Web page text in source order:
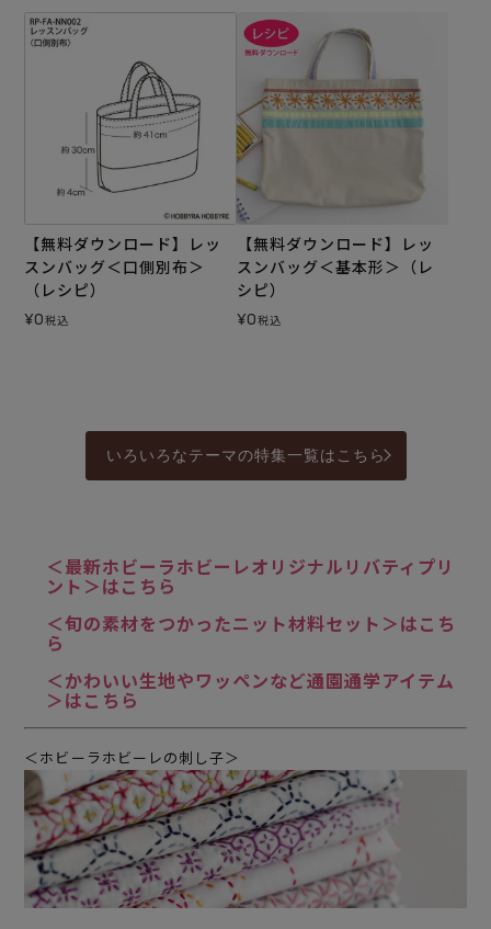
【無料ダウンロード】レッ
スンバッグ＜口側別布＞
（レシピ）
¥0税込
【無料ダウンロード】レッ
スンバッグ＜基本形＞（レ
シピ）
¥0税込
いろいろなテーマの特集一覧はこちら
＜最新ホビーラホビーレオリジナルリバティプリ
ント＞はこちら
＜旬の素材をつかったニット材料セット＞はこち
ら
＜かわいい生地やワッペンなど通園通学アイテム
＞はこちら
＜ホビーラホビーレの刺し子＞